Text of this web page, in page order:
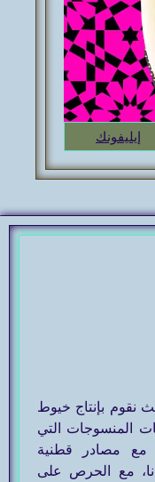
خنجر – ذا داغر
نقوم بإنتاج خيوط
المنسوجات التي
مع مصادر قطنية
مع الحرص على